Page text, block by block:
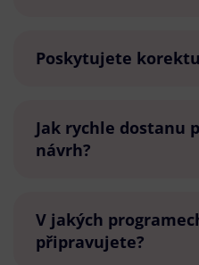
Poskytujete
Jak rychle dostanu
návrh?
V jakých
připravujete?